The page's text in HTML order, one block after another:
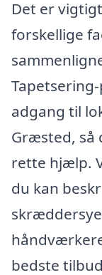
Det er
forskellige
adgang til
Græsted, så
rette hjælp.
du kan
bedste